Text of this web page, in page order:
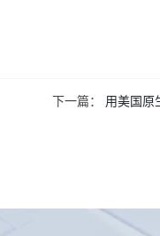
下一篇： 用美国原